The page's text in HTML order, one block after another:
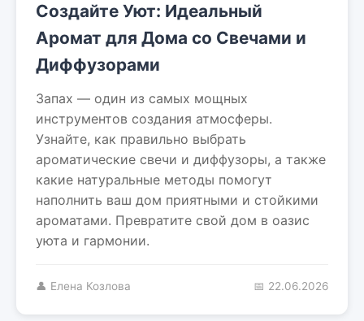
Создайте Уют: Идеальный
Аромат для Дома со Свечами и
Диффузорами
Запах — один из самых мощных
инструментов создания атмосферы.
Узнайте, как правильно выбрать
ароматические свечи и диффузоры, а также
какие натуральные методы помогут
наполнить ваш дом приятными и стойкими
ароматами. Превратите свой дом в оазис
уюта и гармонии.
👤 Елена Козлова 📅 22.06.2026